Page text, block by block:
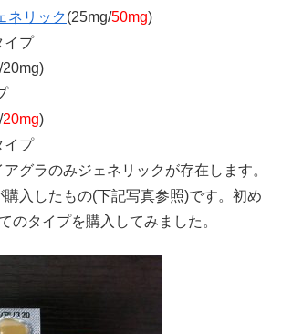
ネリック(25mg/50mg)
イプ
/20mg)
20mg)
イプ
グラのみジェネリックが存在します。
購入したもの(下記写真参照)です。初め
のタイプを購入してみました。